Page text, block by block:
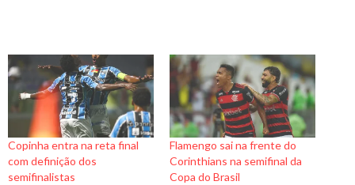
Copinha entra na reta final
com definição dos
semifinalistas
Flamengo sai na frente do
Corinthians na semifinal da
Copa do Brasil